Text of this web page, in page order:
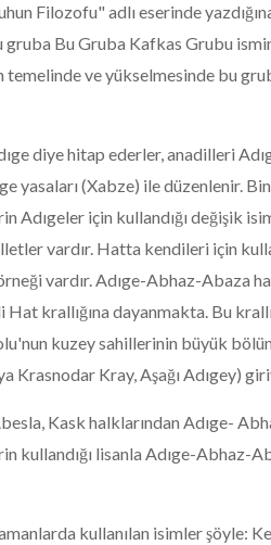
Filozofu" adlı eserinde
gruba Bu Gruba Kafkas Grubu
ve yükselmesinde bu
diye hitap ederler, anadilleri
yasaları (Xabze) ile düzenlenir.
için kullandığı değişik
vardır. Hatta kendileri için
vardır. Adıge-Abhaz-Abaza
krallığına dayanmakta. Bu
kuzey sahillerinin büyük
Krasnodar Kray, Aşağı Adıgey)
Kask halklarından Adıge-
lisanla Adıge-Abhaz-
kullanılan isimler şöyle: